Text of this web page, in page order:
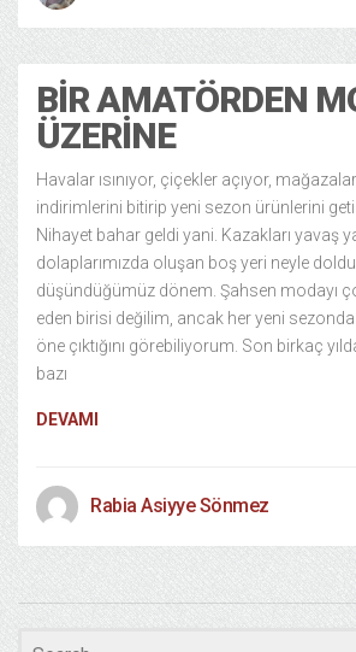
BIR AMATÖRDEN
ÜZERINE
Havalar ısınıyor, çiçekler açıyor,
indirimlerini bitirip yeni sezon ürünlerini
Nihayet bahar geldi yani. Kazakları yavaş
dolaplarımızda oluşan boş yeri neyle
düşündüğümüz dönem. Şahsen modayı
eden birisi değilim, ancak her yeni sezonda
öne çıktığını görebiliyorum. Son birkaç
bazı
DEVAMI
Rabia Asiyye Sönmez